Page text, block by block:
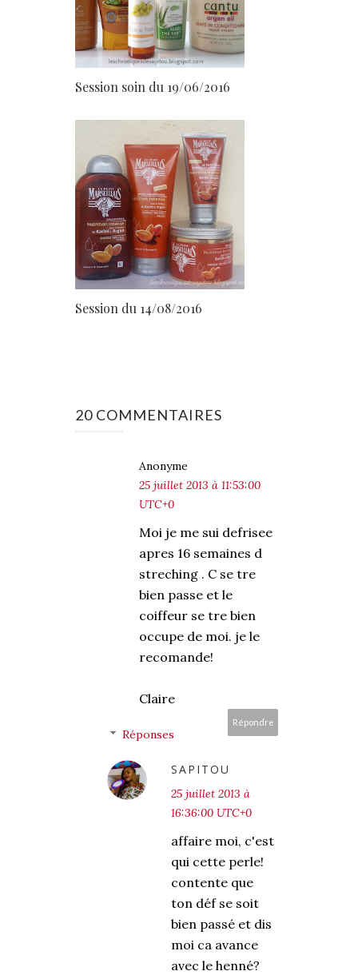
Session soin du 19/06/2016
Session du 14/08/2016
20 COMMENTAIRES
Anonyme
25 juillet 2013 à 11:53:00
UTC+0
Moi je me sui defrisee
apres 16 semaines d
streching . C se tre
bien passe et le
coiffeur se tre bien
occupe de moi. je le
recomande!
Claire
Répondre
Réponses
SAPITOU
25 juillet 2013 à
16:36:00 UTC+0
affaire moi, c'est
qui cette perle!
contente que
ton déf se soit
bien passé et dis
moi ca avance
avec le henné?